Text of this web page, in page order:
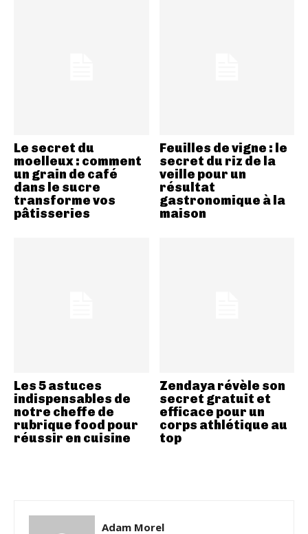
Adam Morel
Le secret du
moelleux : comment
un grain de café
dans le sucre
transforme vos
pâtisseries
Feuilles de vigne : le
secret du riz de la
veille pour un
résultat
gastronomique à la
maison
Les 5 astuces
indispensables de
notre cheffe de
rubrique food pour
réussir en cuisine
Zendaya révèle son
secret gratuit et
efficace pour un
corps athlétique au
top